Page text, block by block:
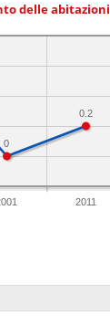
delle abitazioni
2011
0.2
0